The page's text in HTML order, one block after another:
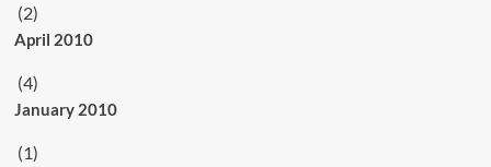
(2)
April 2010
(4)
January 2010
(1)